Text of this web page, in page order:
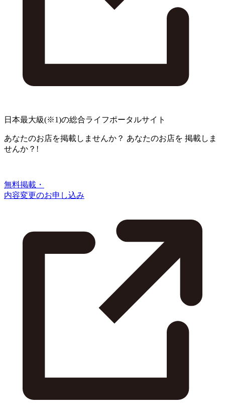
日本最大級(※1)の総合ライフポータルサイト
あなたのお店を掲載しませんか？ あなたのお店を 掲載しま
せんか？!
無料掲載・
内容変更のお申し込み